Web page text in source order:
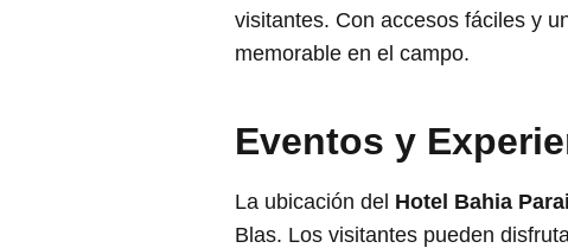
visitantes. Con accesos fáciles y
memorable en el campo.
Eventos y
La ubicación del Hotel Bahia
Blas. Los visitantes pueden